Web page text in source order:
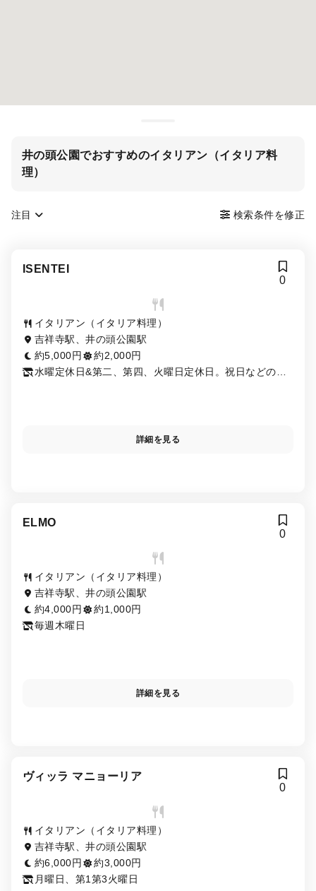
井の頭公園でおすすめのイタリアン（イタリア料
理）
注目 検索条件を修正
ISENTEI
0
イタリアン（イタリア料理）
吉祥寺駅、井の頭公園駅
約5,000円
約2,000円
水曜定休日&第二、第四、火曜日定休日。祝日などの場
詳細を見る
ELMO
0
イタリアン（イタリア料理）
吉祥寺駅、井の頭公園駅
約4,000円
約1,000円
毎週木曜日
詳細を見る
ヴィッラ マニョーリア
0
イタリアン（イタリア料理）
吉祥寺駅、井の頭公園駅
約6,000円
約3,000円
月曜日、第1第3火曜日